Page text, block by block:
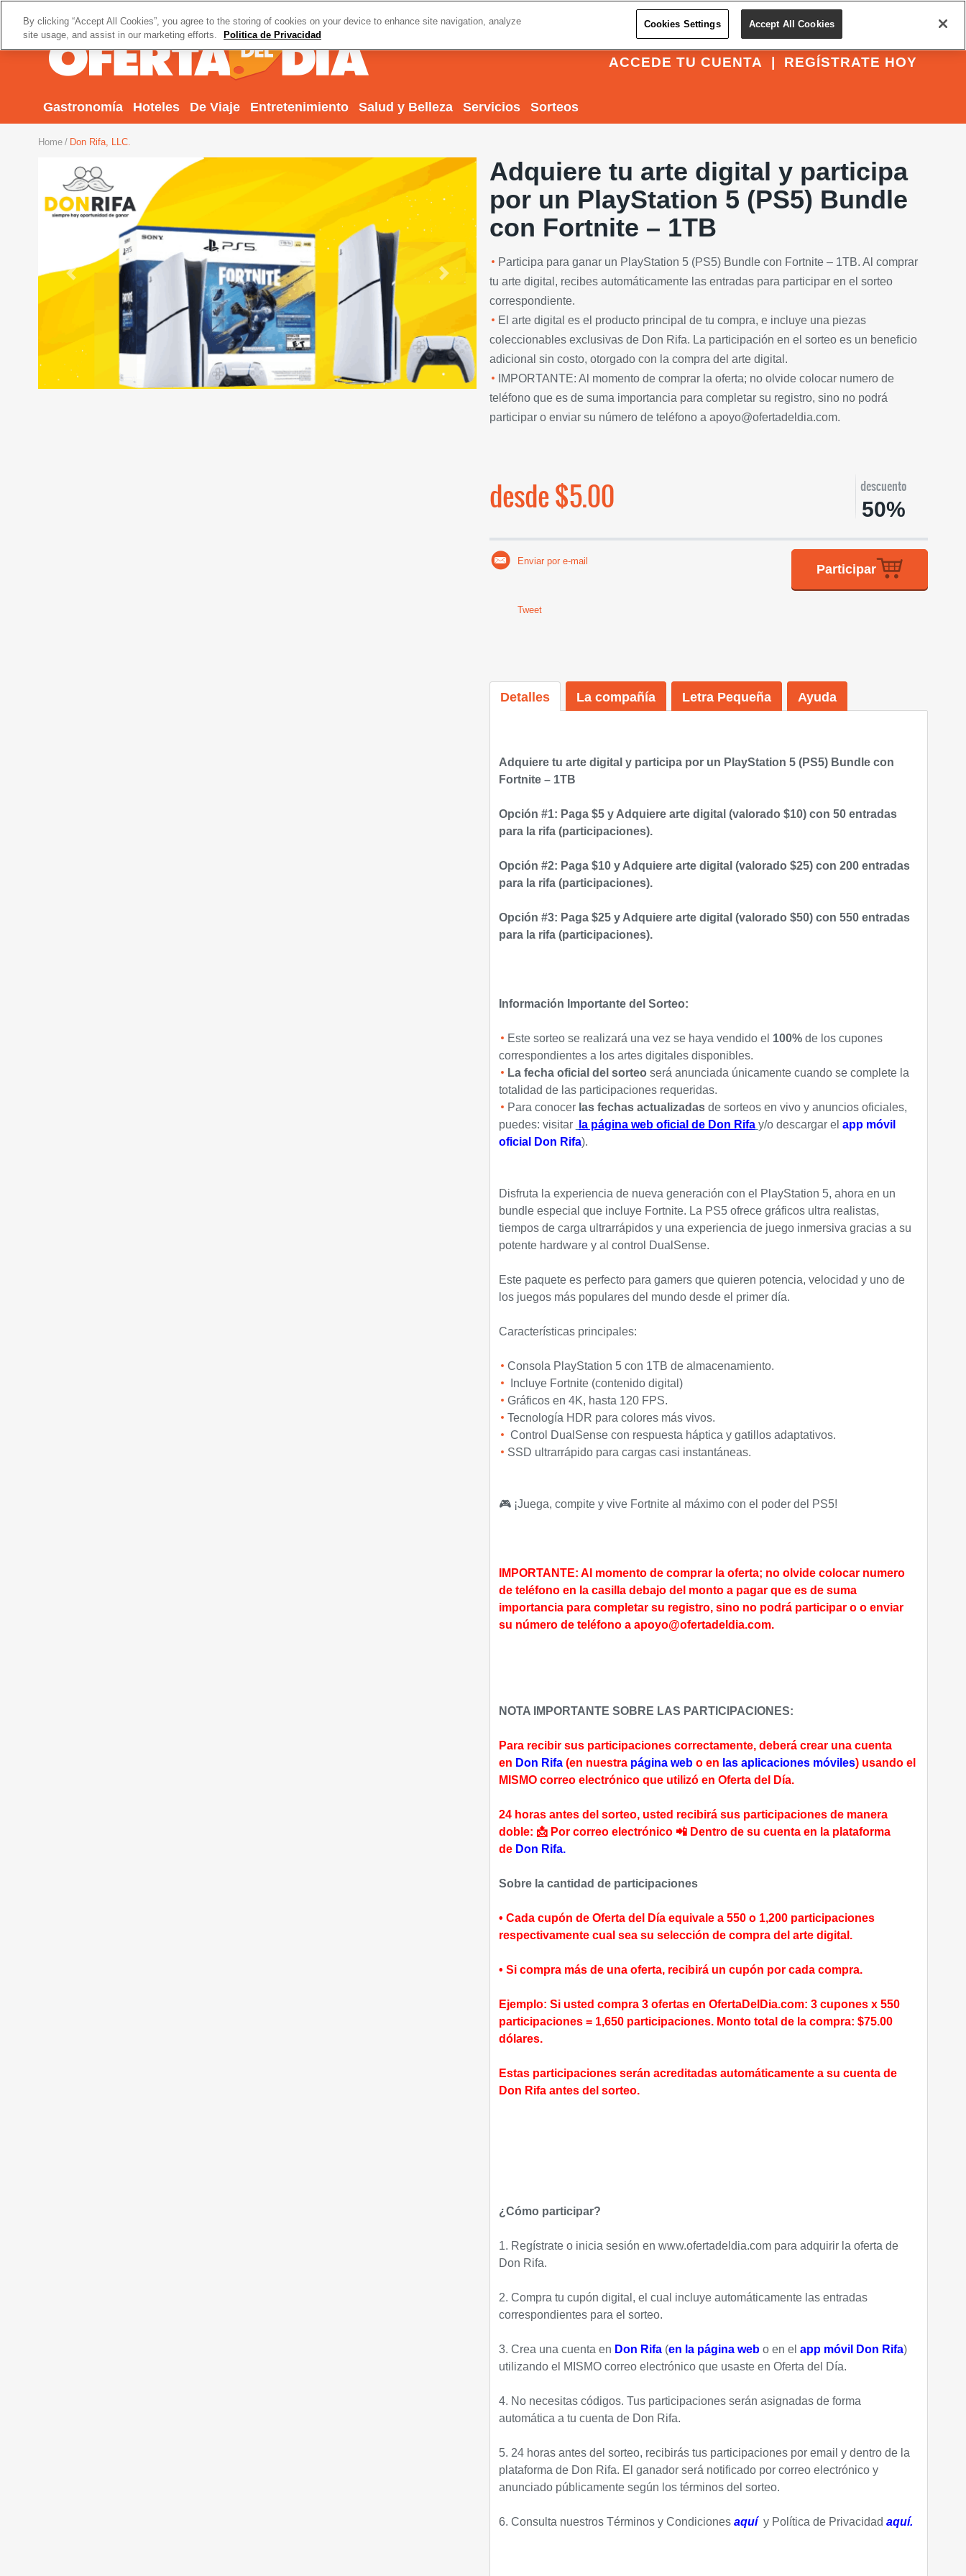
REGÍSTRATE HOY
ACCEDE TU CUENTA
Gastronomía Hoteles De Viaje Entretenimiento Salud y Belleza Servicios Sorteos
Home Don Rifa, LLC.
Previous Next
Adquiere tu arte digital y participa
por un PlayStation 5 (PS5) Bundle
con Fortnite – 1TB
Participa para ganar un PlayStation 5 (PS5) Bundle con Fortnite – 1TB. Al comprar
tu arte digital, recibes automáticamente las entradas para participar en el sorteo
correspondiente.
El arte digital es el producto principal de tu compra, e incluye una piezas
coleccionables exclusivas de Don Rifa. La participación en el sorteo es un beneficio
adicional sin costo, otorgado con la compra del arte digital.
IMPORTANTE: Al momento de comprar la oferta; no olvide colocar numero de
teléfono que es de suma importancia para completar su registro, sino no podrá
participar o enviar su número de teléfono a apoyo@ofertadeldia.com.
desde $5.00 descuento
50%
Participar
Enviar por e-mail
Tweet
Detalles La compañía Letra Pequeña Ayuda
Adquiere tu arte digital y participa por un PlayStation 5 (PS5) Bundle con
Fortnite – 1TB
Opción #1: Paga $5 y Adquiere arte digital (valorado $10) con 50 entradas
para la rifa (participaciones).
Opción #2: Paga $10 y Adquiere arte digital (valorado $25) con 200 entradas
para la rifa (participaciones).
Opción #3: Paga $25 y Adquiere arte digital (valorado $50) con 550 entradas
para la rifa (participaciones).
Información Importante del Sorteo:
Este sorteo se realizará una vez se haya vendido el 100% de los cupones
correspondientes a los artes digitales disponibles.
La fecha oficial del sorteo será anunciada únicamente cuando se complete la
totalidad de las participaciones requeridas.
Para conocer las fechas actualizadasde sorteos en vivo y anuncios oficiales,
puedes: visitar
la página weboficial de Don Rifa y/o descargar el app móvil
oficial Don Rifa).
Disfruta la experiencia de nueva generación con el PlayStation 5, ahora en un
bundle especial que incluye Fortnite. La PS5 ofrece gráficos ultra realistas,
tiempos de carga ultrarrápidos y una experiencia de juego inmersiva gracias a su
potente hardware y al control DualSense.
Este paquete es perfecto para gamers que quieren potencia, velocidad y uno de
los juegos más populares del mundo desde el primer día.
Características principales:
Consola PlayStation 5 con 1TB de almacenamiento.
Incluye Fortnite (contenido digital)
Gráficos en 4K, hasta 120 FPS.
Tecnología HDR para colores más vivos.
Control DualSense con respuesta háptica y gatillos adaptativos.
SSD ultrarrápido para cargas casi instantáneas.
🎮 ¡Juega, compite y vive Fortnite al máximo con el poder del PS5!
IMPORTANTE: Al momento de comprar la oferta; no olvide colocar numero
de teléfono en la casilla debajo del monto a pagar que es de suma
importancia para completar su registro, sino no podrá participar o o enviar
su número de teléfono a apoyo@ofertadeldia.com.
NOTA IMPORTANTE SOBRE LAS PARTICIPACIONES:
Para recibir sus participaciones correctamente, deberá crear una cuenta
en Don Rifa(en nuestra página web o en las aplicaciones móviles) usando el
MISMO correo electrónico que utilizó en Oferta del Día.
24 horas antes del sorteo, usted recibirá sus participaciones de manera
doble: 📩 Por correo electrónico 📲 Dentro de su cuenta en la plataforma
de Don Rifa.
Sobre la cantidad de participaciones
• Cada cupón de Oferta del Día equivale a 550 o 1,200 participaciones
respectivamente cual sea su selección de compra del arte digital.
• Si compra más de una oferta, recibirá un cupón por cada compra.
Ejemplo: Si usted compra 3 ofertas en OfertaDelDia.com: 3 cupones x 550
participaciones = 1,650 participaciones. Monto total de la compra: $75.00
dólares.
Estas participaciones serán acreditadas automáticamente a su cuenta de
Don Rifa antes del sorteo.
¿Cómo participar?
1. Regístrate o inicia sesión en www.ofertadeldia.compara adquirir la oferta de
Don Rifa.
2. Compra tu cupón digital, el cual incluye automáticamente las entradas
correspondientes para el sorteo.
3. Crea una cuenta en Don Rifa(en la página webo en el app móvil Don Rifa)
utilizando el MISMO correo electrónico que usaste en Oferta del Día.
4. No necesitas códigos. Tus participaciones serán asignadas de forma
automática a tu cuenta de Don Rifa.
5. 24 horas antes del sorteo, recibirás tus participaciones por email y dentro de la
plataforma de Don Rifa. El ganador será notificado por correo electrónico y
anunciado públicamente según los términos del sorteo.
6. Consulta nuestros Términos y Condiciones aquí y Política de Privacidad aquí.
By clicking “Accept All Cookies”, you agree to the storing of cookies on your device to enhance site navigation, analyze
site usage, and assist in our marketing efforts.
Politica de Privacidad
Cookies Settings Accept All Cookies